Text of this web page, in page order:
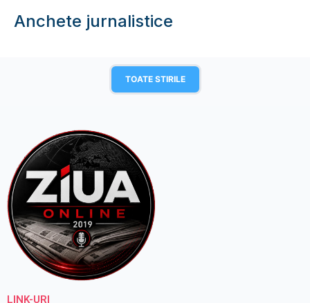
Anchete jurnalistice
TOATE STIRILE
LINK-URI